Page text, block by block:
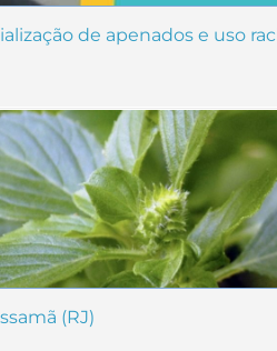
de apenados e uso
(RJ)